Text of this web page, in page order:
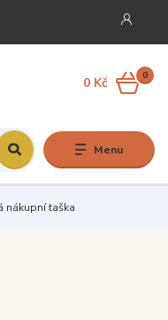
Menu
0
0 Kč
nákupní taška